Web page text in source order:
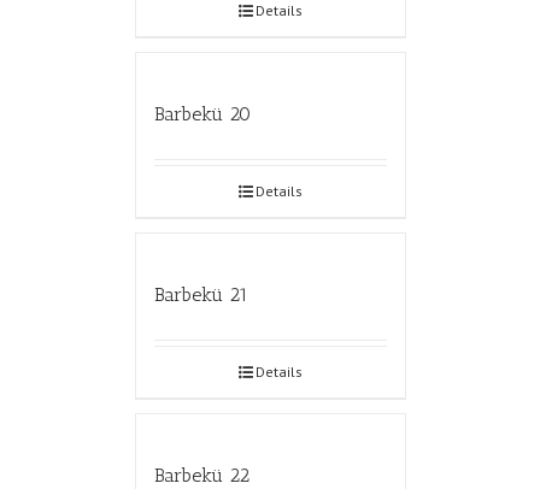
Details
Barbekü 20
Details
Barbekü 21
Details
Barbekü 22